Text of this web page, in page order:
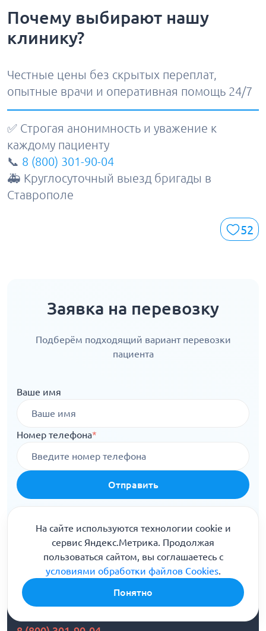
Почему выбирают нашу
клинику?
Честные цены без скрытых переплат,
опытные врачи и оперативная помощь 24/7
✅ Строгая анонимность и уважение к
каждому пациенту
📞 8 (800) 301-90-04
🚑 Круглосуточный выезд бригады в
Ставрополе
52
Заявка на перевозку
Подберём подходящий вариант перевозки
пациента
Ваше имя
Номер телефона*
Отправить
даю свое согласие на обработку персональных данных
На сайте используются технологии cookie и
сервис Яндекс.Метрика. Продолжая
пользоваться сайтом, вы соглашаетесь с
условиями обработки файлов Cookies.
Понятно